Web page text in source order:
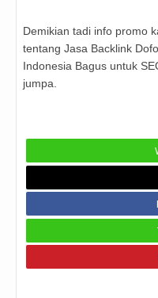
Demikian tadi info promo
tentang Jasa Backlink
Indonesia Bagus untuk
jumpa.